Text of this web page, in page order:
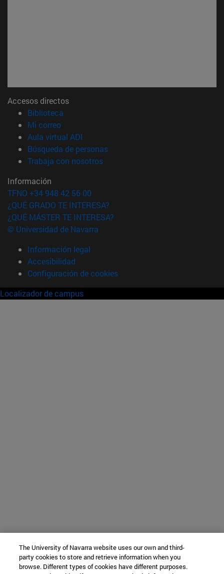
Accesos directos
Biblioteca
Mi correo(abre en nueva ventana)
Aula virtual ADI
Búsqueda de personas(abre en nueva ventana)
Trabaja con nosotros(abre en nueva ventana)
Información
TFNO +34 948 42 56 00
¿QUÉ GRADO TE INTERESA?
¿QUÉ MÁSTER TE INTERESA?
© Universidad de Navarra
Información legal
Accesibilidad
Configuración de cookies
Localizador de campus
The University of Navarra website uses our own and third-
party cookies to store and retrieve information when you
browse. Different types of cookies have different purposes.